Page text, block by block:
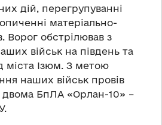
дій, перегрупуванні
матеріально-
Ворог обстрілював з
військ на південь та
міста Ізюм. З метою
наших військ провів
двома БпЛА «Орлан-10» –